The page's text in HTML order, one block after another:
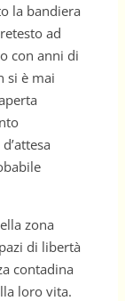
la bandiera
ad
con anni di
si è mai
zona
di libertà
contadina
loro vita.